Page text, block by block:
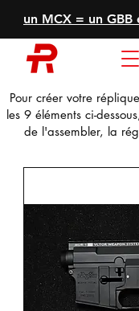
un MCX = un
Pour créer votre
les 9 éléments ci-
de l'assembler, la